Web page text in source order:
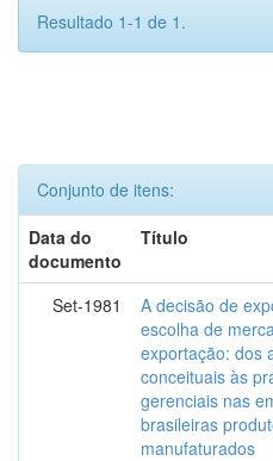
Resultado 1-1 de 1.
Conjunto de itens:
Data do
documento
Título
Set-1981
A decisão de
escolha de
exportação: dos
conceituais às
gerenciais nas
brasileiras
manufaturados